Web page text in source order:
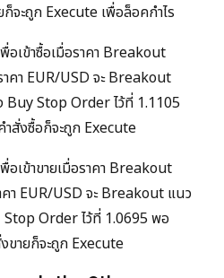
จะถูก Execute เพื่อล็อคกำไร
พื่อเข้าซื้อเมื่อราคา Breakout
าคา EUR/USD จะ Breakout
Buy Stop Order ไว้ที่ 1.1105
สั่งซื้อก็จะถูก Execute
พื่อเข้าขายเมื่อราคา Breakout
คา EUR/USD จะ Breakout แนว
Order ไว้ที่ 1.0695 พอ
ขายก็จะถูก Execute